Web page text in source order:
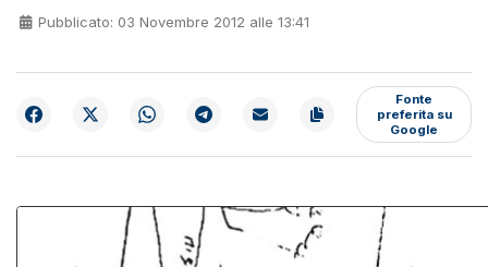
Pubblicato: 03 Novembre 2012 alle 13:41
Fonte
preferita su
Google